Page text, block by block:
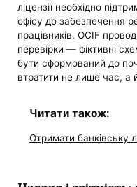
ліцензії необхідно
офісу до забезпечення
працівників. OCIF
перевірки — фіктивні
бути сформований до
втратити не лише час, а
Читати також:
Отримати банківську